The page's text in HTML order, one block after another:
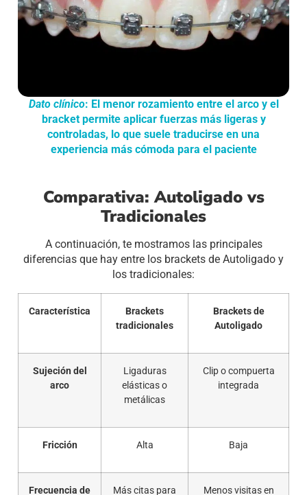
Dato clínico: El menor rozamiento entre el arco y el
bracket permite aplicar fuerzas más ligeras y
controladas, lo que suele traducirse en una
experiencia más cómoda para el paciente
Comparativa: Autoligado vs
Tradicionales
A continuación, te mostramos las principales
diferencias que hay entre los brackets de Autoligado y
los tradicionales:
Característica
Brackets
tradicionales
Brackets de
Autoligado
Sujeción del
arco
Ligaduras
elásticas o
metálicas
Clip o compuerta
integrada
Fricción Alta Baja
Frecuencia de Más citas para Menos visitas en